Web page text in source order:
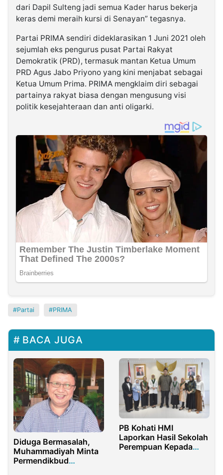
dari Dapil Sulteng jadi semua Kader harus bekerja
keras demi meraih kursi di Senayan” tegasnya.
Partai PRIMA sendiri dideklarasikan 1 Juni 2021 oleh
sejumlah eks pengurus pusat Partai Rakyat
Demokratik (PRD), termasuk mantan Ketua Umum
PRD Agus Jabo Priyono yang kini menjabat sebagai
Ketua Umum Prima. PRIMA mengklaim diri sebagai
partainya rakyat biasa dengan mengusung visi
politik kesejahteraan dan anti oligarki.
Partai PRIMA
BACA JUGA
Diduga Bermasalah,
Muhammadiyah Minta
Permendikbud
PB Kohati HMI
Laporkan Hasil Sekolah
Perempuan Kepada